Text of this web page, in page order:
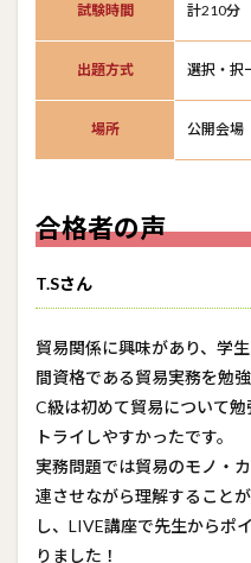
試験時間 計210分
出題方式 選択・択
場所 公開会場
合格者の声
T.Sさん
貿易関係に興味があり、学
間資格である貿易実務を勉強
C級は初めて貿易について勉
トライしやすかったです。
実務問題では貿易のモノ・
連させながら理解すること
し、LIVE講座で先生からポ
りました！